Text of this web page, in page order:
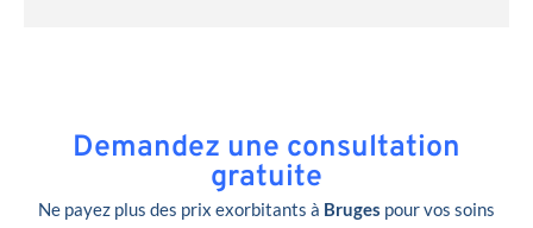
Demandez une consultation
gratuite
Ne payez plus des prix exorbitants à Bruges pour vos soins